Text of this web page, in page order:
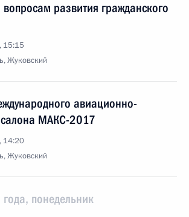
развития гражданского
15:15
Жуковский
авиационно-
салона МАКС-2017
14:20
Жуковский
понедельник